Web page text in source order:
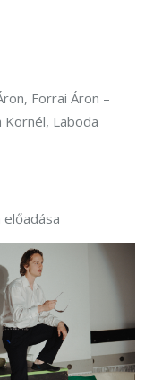
Forrai Áron –
Kornél, Laboda